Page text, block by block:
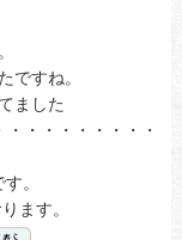
ですね。
ました
・・・・・・・・・・
。
ます。